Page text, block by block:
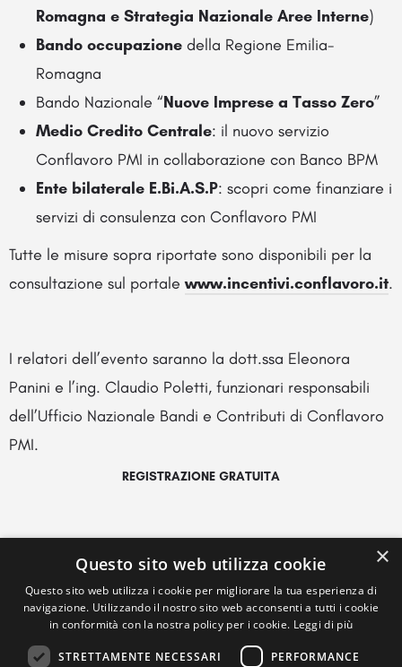
Romagna e Strategia Nazionale Aree Interne)
Bando occupazione della Regione Emilia-
Romagna
Bando Nazionale “Nuove Imprese a Tasso Zero”
Medio Credito Centrale: il nuovo servizio
Conflavoro PMI in collaborazione con Banco BPM
Ente bilaterale E.Bi.A.S.P: scopri come finanziare i
servizi di consulenza con Conflavoro PMI
Tutte le misure sopra riportate sono disponibili per la
consultazione sul portalewww.incentivi.conflavoro.it.
I relatori dell’evento saranno la dott.ssa Eleonora
Panini e l’ing. Claudio Poletti, funzionari responsabili
dell’Ufficio Nazionale Bandi e Contributi di Conflavoro
PMI.
REGISTRAZIONE GRATUITA
×
Questo sito web utilizza cookie
Questo sito web utilizza i cookie per migliorare la tua esperienza di
navigazione. Utilizzando il nostro sito web acconsenti a tutti i cookie
in conformità con la nostra policy per i cookie. Leggi di più
STRETTAMENTE NECESSARI PERFORMANCE